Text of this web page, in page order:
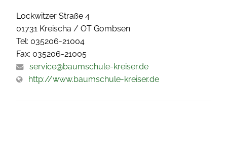
Lockwitzer Straße 4
01731 Kreischa / OT Gombsen
Tel: 035206-21004
Fax: 035206-21005
service@baumschule-kreiser.de
http://www.baumschule-kreiser.de